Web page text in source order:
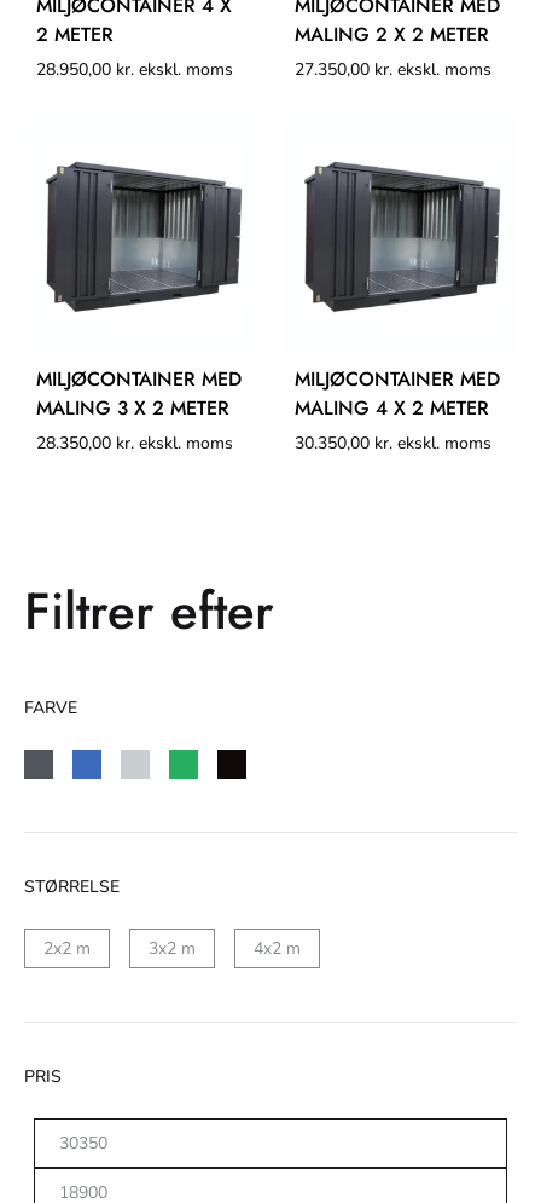
MILJØCONTAINER 4 X
2 METER
28.950,00 kr. ekskl. moms
MILJØCONTAINER MED
MALING 2 X 2 METER
27.350,00 kr. ekskl. moms
MILJØCONTAINER MED
MALING 3 X 2 METER
28.350,00 kr. ekskl. moms
MILJØCONTAINER MED
MALING 4 X 2 METER
30.350,00 kr. ekskl. moms
Filtrer efter
FARVE
STØRRELSE
2x2 m 3x2 m 4x2 m
PRIS